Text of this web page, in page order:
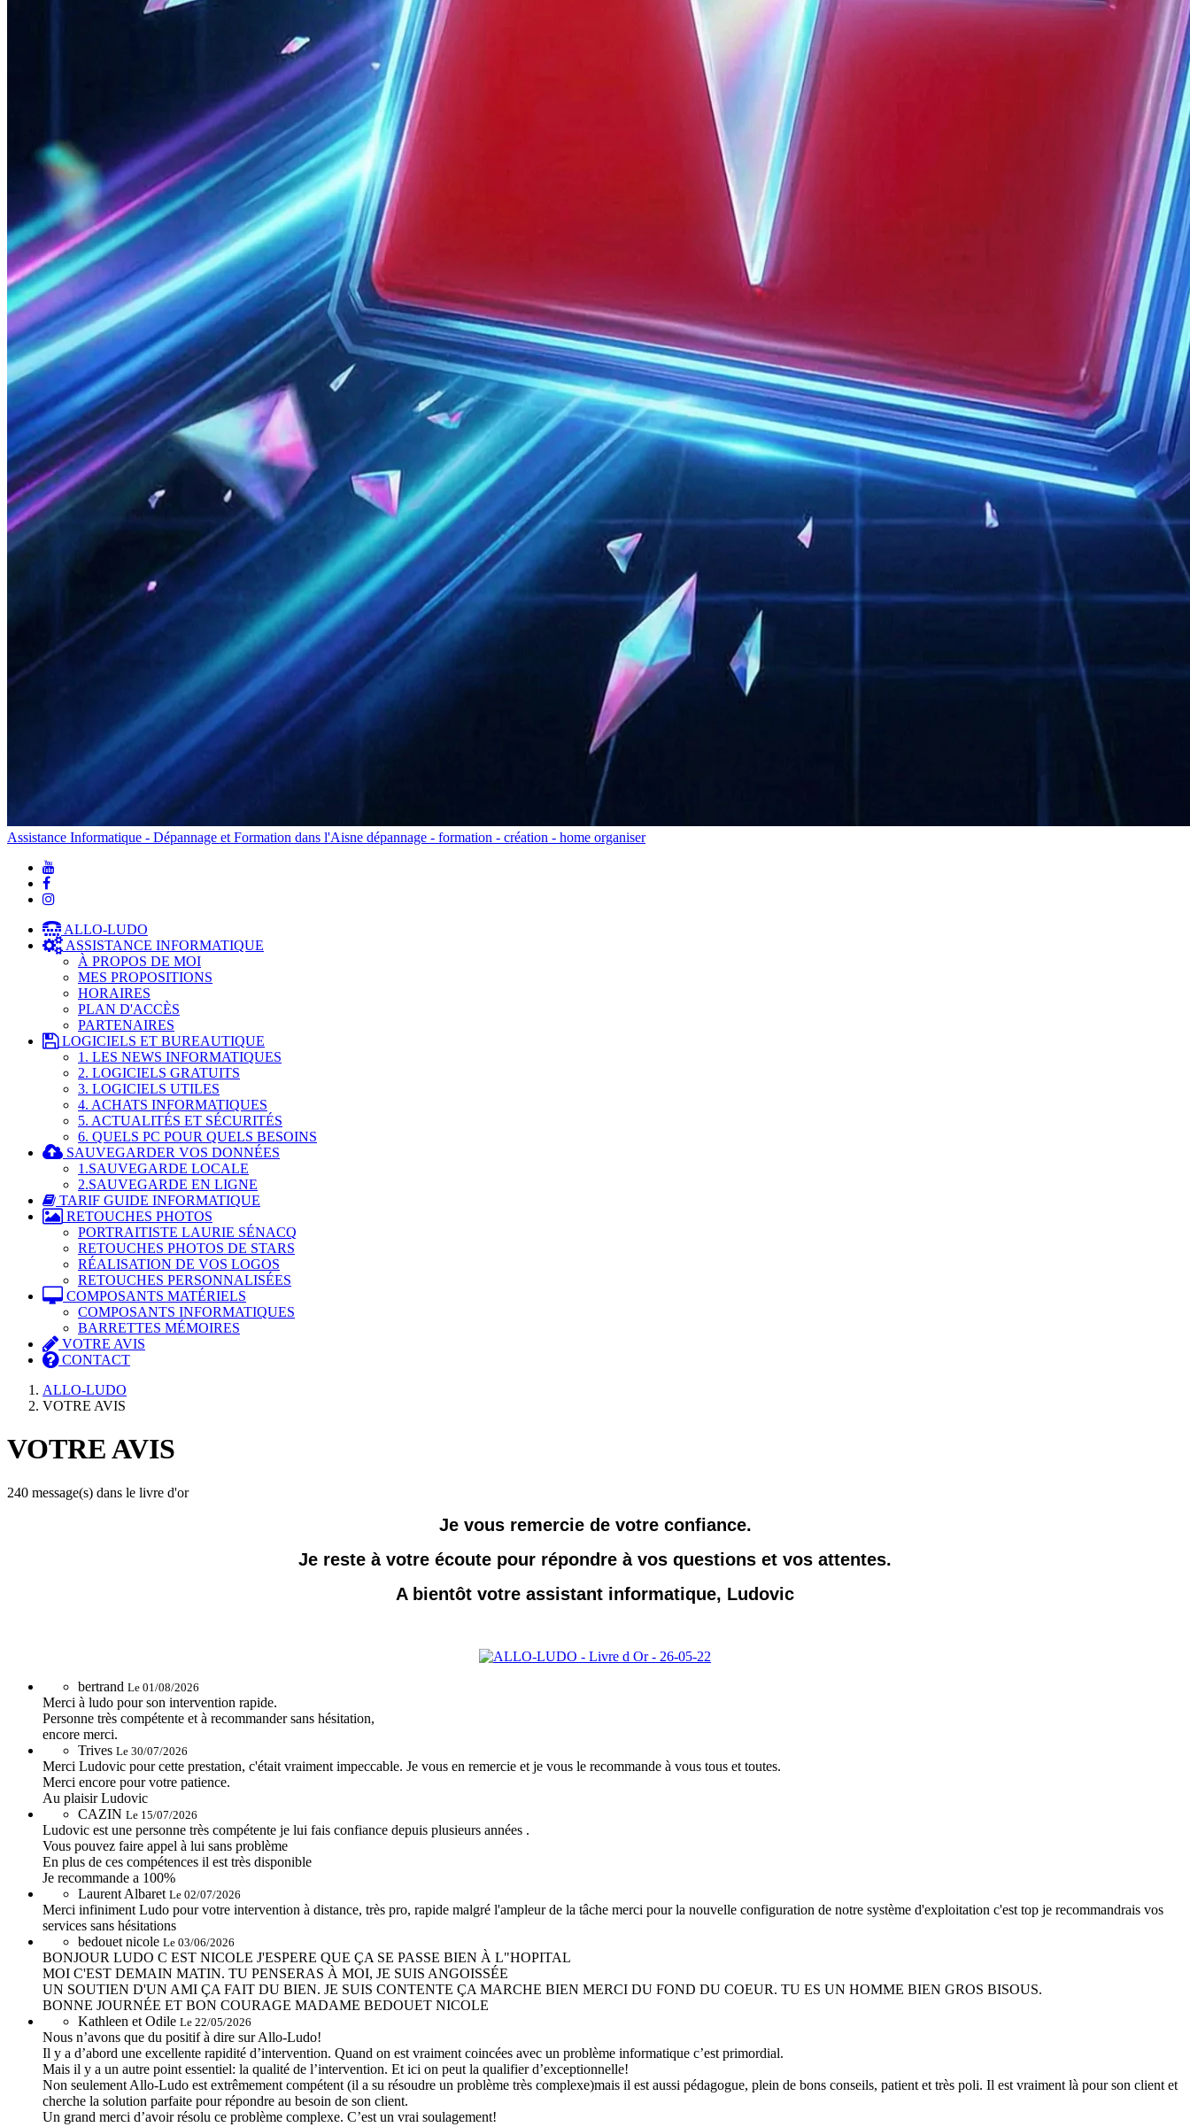
Assistance Informatique - Dépannage et Formation dans l'Aisne dépannage - formation - création - home organiser
ALLO-LUDO
ASSISTANCE INFORMATIQUE
À PROPOS DE MOI
MES PROPOSITIONS
HORAIRES
PLAN D'ACCÈS
PARTENAIRES
LOGICIELS ET BUREAUTIQUE
1. LES NEWS INFORMATIQUES
2. LOGICIELS GRATUITS
3. LOGICIELS UTILES
4. ACHATS INFORMATIQUES
5. ACTUALITÉS ET SÉCURITÉS
6. QUELS PC POUR QUELS BESOINS
SAUVEGARDER VOS DONNÉES
1.SAUVEGARDE LOCALE
2.SAUVEGARDE EN LIGNE
TARIF GUIDE INFORMATIQUE
RETOUCHES PHOTOS
PORTRAITISTE LAURIE SÉNACQ
RETOUCHES PHOTOS DE STARS
RÉALISATION DE VOS LOGOS
RETOUCHES PERSONNALISÉES
COMPOSANTS MATÉRIELS
COMPOSANTS INFORMATIQUES
BARRETTES MÉMOIRES
VOTRE AVIS
CONTACT
ALLO-LUDO
VOTRE AVIS
VOTRE AVIS
240 message(s) dans le livre d'or
Je vous remercie de votre confiance.
Je reste à votre écoute pour répondre à vos questions et vos attentes.
A bientôt votre assistant informatique, Ludovic
bertrand Le 01/08/2026
Merci à ludo pour son intervention rapide.
Personne très compétente et à recommander sans hésitation,
encore merci.
Trives Le 30/07/2026
Merci Ludovic pour cette prestation, c'était vraiment impeccable. Je vous en remercie et je vous le recommande à vous tous et toutes.
Merci encore pour votre patience.
Au plaisir Ludovic
CAZIN Le 15/07/2026
Ludovic est une personne très compétente je lui fais confiance depuis plusieurs années .
Vous pouvez faire appel à lui sans problème
En plus de ces compétences il est très disponible
Je recommande a 100%
Laurent Albaret Le 02/07/2026
Merci infiniment Ludo pour votre intervention à distance, très pro, rapide malgré l'ampleur de la tâche merci pour la nouvelle configuration de notre système d'exploitation c'est top je recommandrais vos
services sans hésitations
bedouet nicole Le 03/06/2026
BONJOUR LUDO C EST NICOLE J'ESPERE QUE ÇA SE PASSE BIEN À L"HOPITAL
MOI C'EST DEMAIN MATIN. TU PENSERAS À MOI, JE SUIS ANGOISSÉE
UN SOUTIEN D'UN AMI ÇA FAIT DU BIEN. JE SUIS CONTENTE ÇA MARCHE BIEN MERCI DU FOND DU COEUR. TU ES UN HOMME BIEN GROS BISOUS.
BONNE JOURNÉE ET BON COURAGE MADAME BEDOUET NICOLE
Kathleen et Odile Le 22/05/2026
Nous n’avons que du positif à dire sur Allo-Ludo!
Il y a d’abord une excellente rapidité d’intervention. Quand on est vraiment coincées avec un problème informatique c’est primordial.
Mais il y a un autre point essentiel: la qualité de l’intervention. Et ici on peut la qualifier d’exceptionnelle!
Non seulement Allo-Ludo est extrêmement compétent (il a su résoudre un problème très complexe)mais il est aussi pédagogue, plein de bons conseils, patient et très poli. Il est vraiment là pour son client et
cherche la solution parfaite pour répondre au besoin de son client.
Un grand merci d’avoir résolu ce problème complexe. C’est un vrai soulagement!